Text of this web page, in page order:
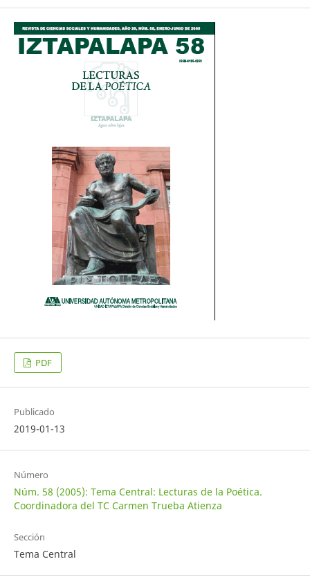
PDF
Publicado
2019-01-13
Número
Núm. 58 (2005): Tema Central: Lecturas de la Poética.
Coordinadora del TC Carmen Trueba Atienza
Sección
Tema Central